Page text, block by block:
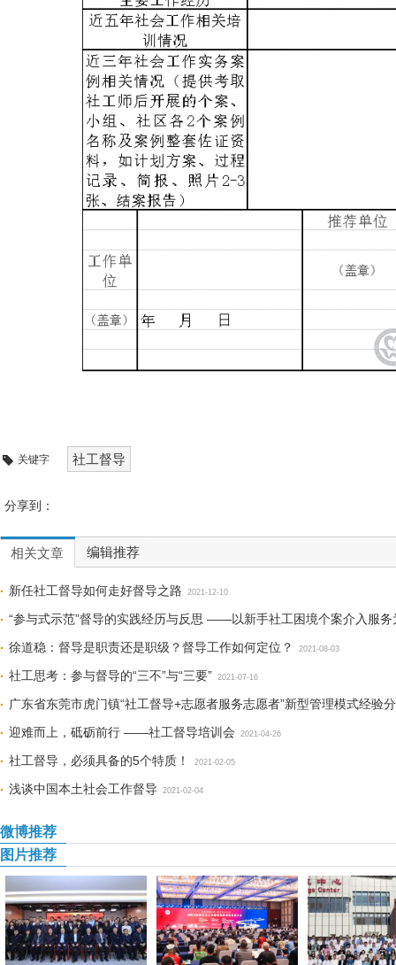
关键字 社工督导
分享到：
相关文章 编辑推荐
新任社工督导如何走好督导之路 2021-12-10
“参与式示范”督导的实践经历与反思 ——以新手社工困境个案介入服务
徐道稳：督导是职责还是职级？督导工作如何定位？
2021-08-03
社工思考：参与督导的“三不”与“三要” 2021-07-16
广东省东莞市虎门镇“社工督导+志愿者服务志愿者”新型管理模式经验
迎难而上，砥砺前行 ——社工督导培训会
2021-04-26
社工督导，必须具备的5个特质！ 2021-02-05
浅谈中国本土社会工作督导 2021-02-04
微博推荐
图片推荐